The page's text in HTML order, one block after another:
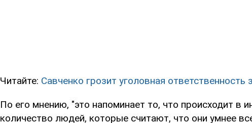
Читайте: Савченко грозит уголовная ответственность
По его мнению, "это напоминает то, что происходит в
количество людей, которые считают, что они умнее